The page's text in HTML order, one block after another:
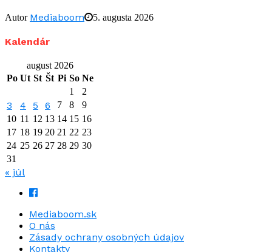
Autor Mediaboom 5. augusta 2026
Kalendár
august 2026
Po Ut St Št Pi So Ne
1
2
3 4 5 6 7 8
9
10 11 12 13 14 15 16
17 18 19 20 21 22 23
24 25 26 27 28 29 30
31
« júl
Mediaboom.sk
O nás
Zásady ochrany osobných údajov
Kontakty